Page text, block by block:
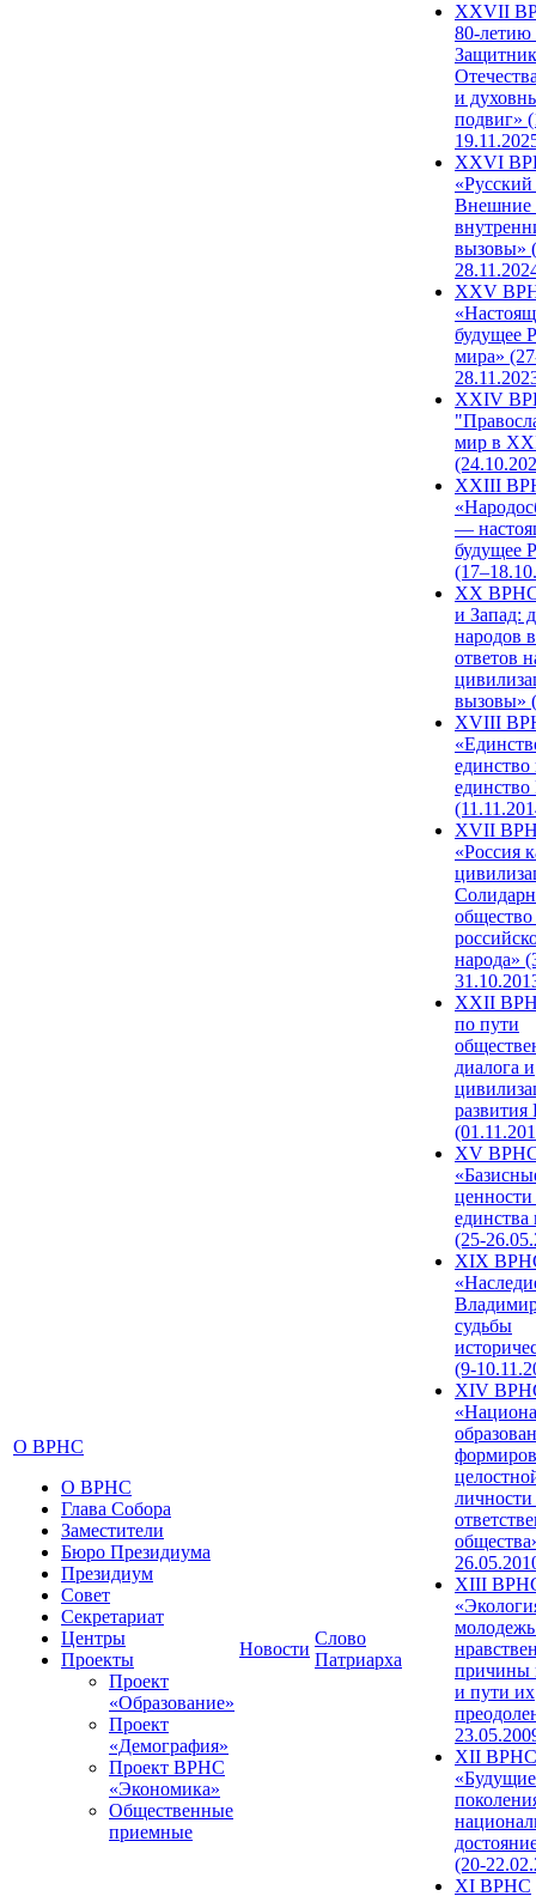
О ВРНС
О ВРНС
Глава Собора
Заместители
Бюро Президиума
Президиум
Совет
Секретариат
Центры
Проекты
Проект
«Образование»
Проект
«Демография»
Проект ВРНС
«Экономика»
Общественные
приемные
Новости
Слово
Патриарха
ХХVII
80-
и
подвиг»
XXVI
Внешние
вызовы»
XXV
будущее
мира»
XXIV
мир в
XXIII
—
будущее
XX ВРНС
и Запад:
народов
ответов
вызовы»
XVIII
единство
единство
XVII
«Россия
народа»
XXII
по пути
диалога и
развития
XV
единства
(25-
XIX
судьбы
(9-
XIV
XIII
причины
и пути их
XII ВРНС
«Будущие
(20-
XI ВРНС